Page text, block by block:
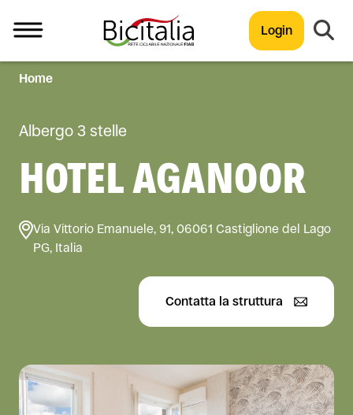
Login
TUTTO
Home
Albergo 3 stelle
HOTEL AGANOOR
Via Vittorio Emanuele, 91, 06061 Castiglione del Lago
PG, Italia
Contatta la struttura